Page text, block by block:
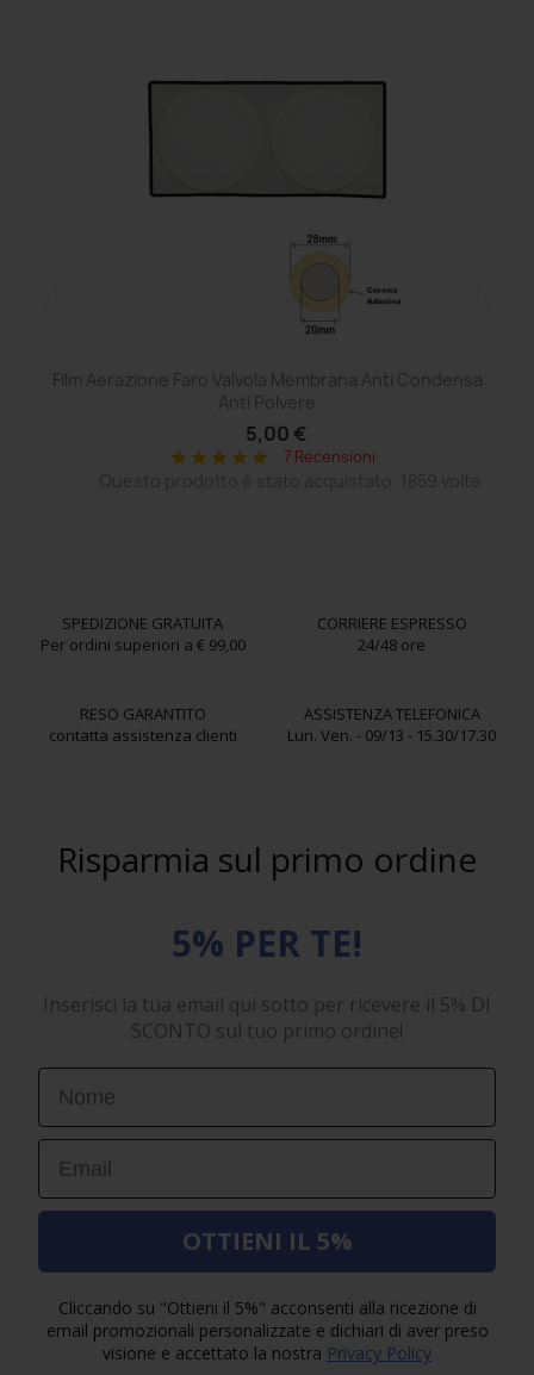
Film Aerazione Faro Valvola Membrana Anti Condensa
Anti Polvere
5,00 €
star star star star star 7 Recensioni
SPEDIZIONE GRATUITA
Per ordini superiori a € 99,00
CORRIERE ESPRESSO
24/48 ore
RESO GARANTITO
contatta assistenza clienti
ASSISTENZA TELEFONICA
Lun. Ven. - 09/13 - 15.30/17.30
Risparmia sul primo ordine
5% PER TE!
Inserisci la tua email qui sotto per ricevere il 5% DI
SCONTO sul tuo primo ordine!
First Name
Email
OTTIENI IL 5%
Cliccando su "Ottieni il 5%" acconsenti alla ricezione di
email promozionali personalizzate e dichiari di aver preso
visione e accettato la nostra Privacy Policy